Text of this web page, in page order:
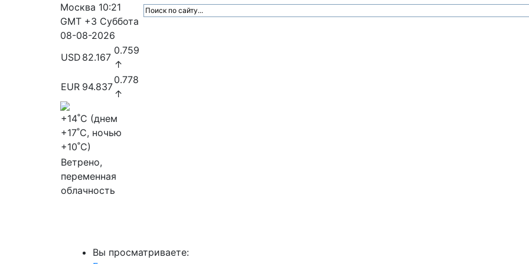
Москва 10:21
GMT +3 Суббота
08-08-2026
USD 82.167
0.759
↑
EUR 94.837
0.778
↑
+14˚C (днем
+17˚C, ночью
+10˚C)
Ветрено,
переменная
облачность
Вы просматриваете: